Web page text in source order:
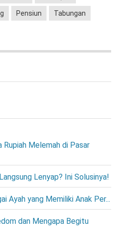
Pensiun Tabungan
Rupiah Melemah di Pasar
Lenyap? Ini Solusinya!
Ayah yang Memiliki Anak Per...
dan Mengapa Begitu